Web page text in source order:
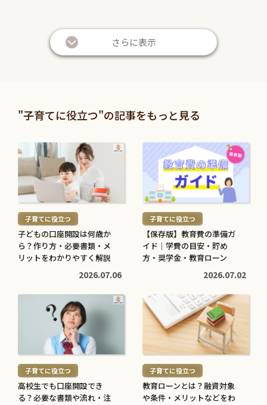
投資信託と株の違いは？仕
組みやリスク、利益などを
2026.05.28
き
を
退職金は定期預金で運用す
べき？メリット・デメリッ
2026.05.21
続
き
を
読
む
> 子育てに役立つ
高校生でも口座開設でき
意点をわかりやすく解説
2026.05.12
続
き
を
読
む
>住まいに役立つ
住宅ローン中に転職しても
意点・対処法を解説
2026.04.20
さらに表示
"子育てに役立つ"の記事をもっと見る
続
き
を
読
む
> 子育てに役立つ
子どもの口座開設は何歳か
ら？作り方・必要書類・メ
リットをわかりやすく解説
2026.07.06
を
読
む
> 子育てに役立つ
【保存版】教育費の準備ガ
イド｜学費の目安・貯め
方・奨学金・教育ローン
2026.07.02
む
> 子育てに役立つ
高校生でも口座開設でき
る？必要な書類や流れ・注
続
き
読
む
> 子育てに役立つ
教育ローンとは？融資対象
や条件・メリットなどをわ